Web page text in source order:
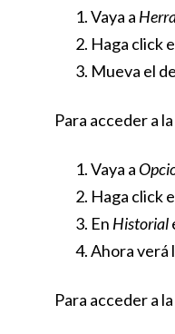
Vaya a
Haga click
Mueva el
Para acceder a
Vaya a
Haga click
En Historial
Ahora verá
Para acceder a